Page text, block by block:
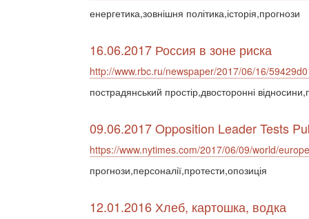
енергетика,зовнішня політика,історія,прогнози
16.06.2017 Россия в зоне риска
http://www.rbc.ru/newspaper/2017/06/16/
пострадянський простір,двосторонні
09.06.2017 Opposition Leader Tests
https://www.nytimes.com/2017/06/09/world/
прогнози,персоналії,протести,опозиція
12.01.2016 Хлеб, картошка, водка